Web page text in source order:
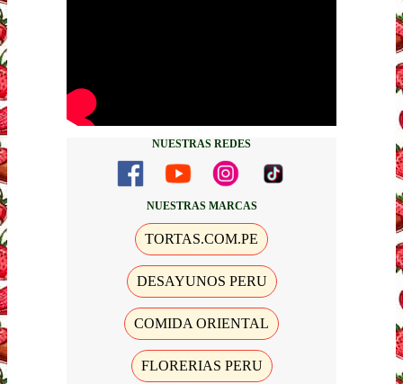
NUESTRAS REDES
NUESTRAS MARCAS
TORTAS.COM.PE
DESAYUNOS PERU
COMIDA ORIENTAL
FLORERIAS PERU